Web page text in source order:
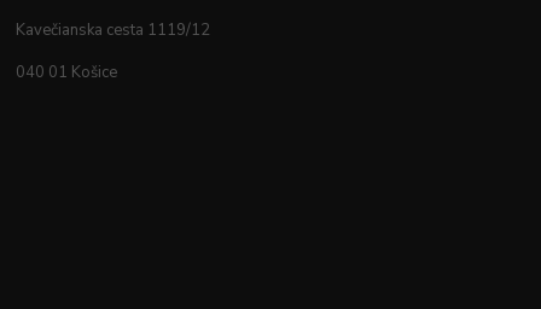
Kavečianska cesta 1119/12
040 01 Košice